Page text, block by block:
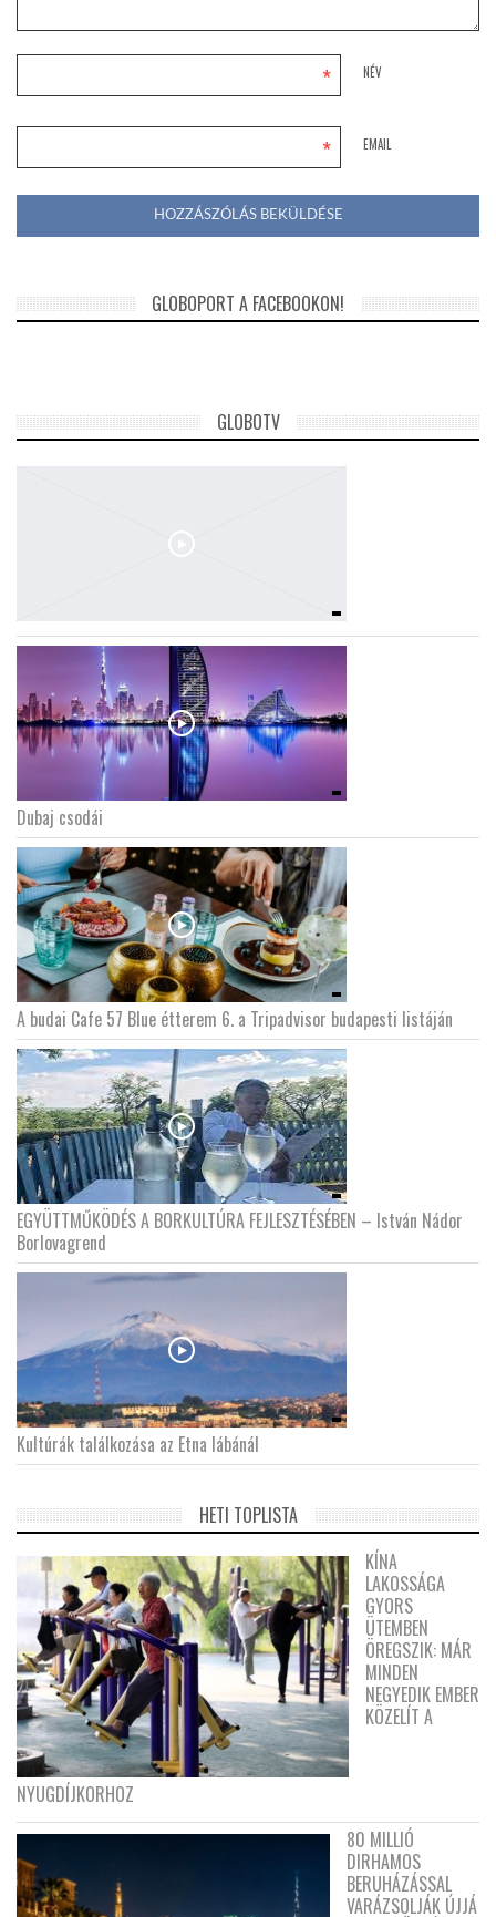
NÉV
*
EMAIL
*
GLOBOPORT A FACEBOOKON!
GLOBOTV
Dubaj csodái
A budai Cafe 57 Blue étterem 6. a Tripadvisor budapesti listáján
EGYÜTTMŰKÖDÉS A BORKULTÚRA FEJLESZTÉSÉBEN – István Nádor
Borlovagrend
Kultúrák találkozása az Etna lábánál
HETI TOPLISTA
KÍNA
LAKOSSÁGA
GYORS
ÜTEMBEN
ÖREGSZIK: MÁR
MINDEN
NEGYEDIK EMBER
KÖZELÍT A
NYUGDÍJKORHOZ
80 MILLIÓ
DIRHAMOS
BERUHÁZÁSSAL
VARÁZSOLJÁK ÚJJÁ